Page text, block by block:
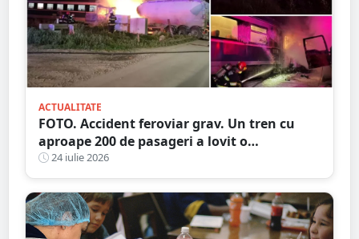
ACTUALITATE
FOTO. Accident feroviar grav. Un tren cu
aproape 200 de pasageri a lovit o
autocisternă, care a luat foc
24 iulie 2026